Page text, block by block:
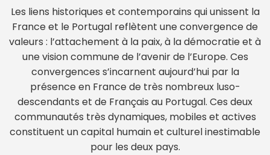
Les liens historiques et contemporains qui unissent la
France et le Portugal reflètent une convergence de
valeurs : l’attachement à la paix, à la démocratie et à
une vision commune de l’avenir de l’Europe. Ces
convergences s’incarnent aujourd’hui par la
présence en France de très nombreux luso-
descendants et de Français au Portugal. Ces deux
communautés très dynamiques, mobiles et actives
constituent un capital humain et culturel inestimable
pour les deux pays.